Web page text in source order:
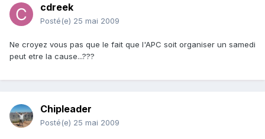
cdreek
Posté(e) 25 mai 2009
Ne croyez vous pas que le fait que l'APC soit organiser un samedi
peut etre la cause...???
Chipleader
Posté(e) 25 mai 2009